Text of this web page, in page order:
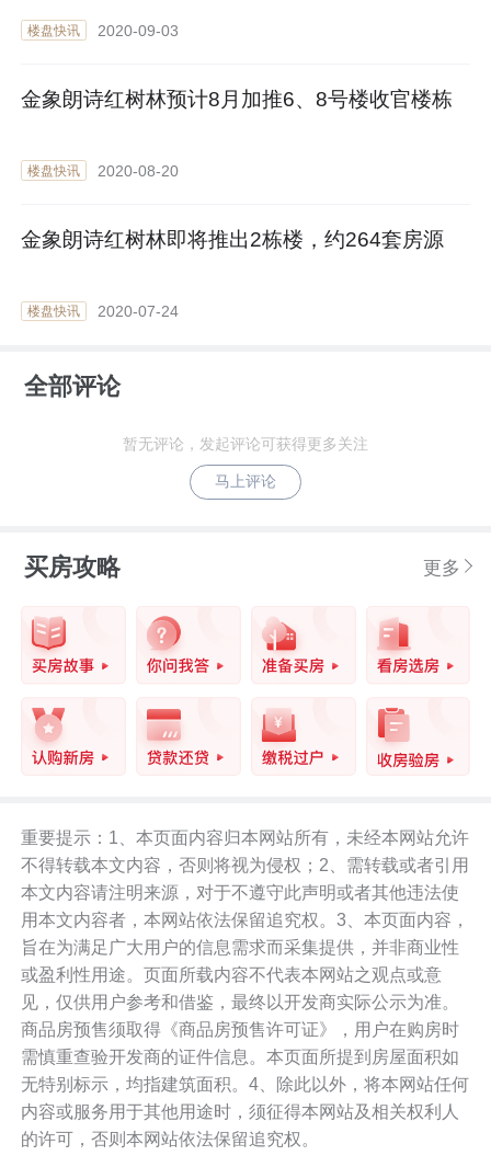
楼盘快讯 2020-09-03
金象朗诗红树林预计8月加推6、8号楼收官楼栋
楼盘快讯 2020-08-20
金象朗诗红树林即将推出2栋楼，约264套房源
楼盘快讯 2020-07-24
全部评论
暂无评论，发起评论可获得更多关注
马上评论
买房攻略 更多
重要提示：1、本页面内容归本网站所有，未经本网站允许
不得转载本文内容，否则将视为侵权；2、需转载或者引用
本文内容请注明来源，对于不遵守此声明或者其他违法使
用本文内容者，本网站依法保留追究权。3、本页面内容，
旨在为满足广大用户的信息需求而采集提供，并非商业性
或盈利性用途。页面所载内容不代表本网站之观点或意
见，仅供用户参考和借鉴，最终以开发商实际公示为准。
商品房预售须取得《商品房预售许可证》，用户在购房时
需慎重查验开发商的证件信息。本页面所提到房屋面积如
无特别标示，均指建筑面积。4、除此以外，将本网站任何
内容或服务用于其他用途时，须征得本网站及相关权利人
的许可，否则本网站依法保留追究权。